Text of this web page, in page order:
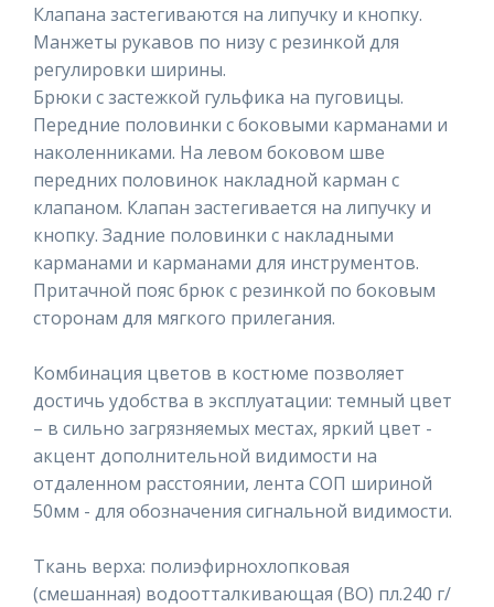
Клапана застегиваются на липучку и кнопку.
Манжеты рукавов по низу с резинкой для
регулировки ширины.
Брюки с застежкой гульфика на пуговицы.
Передние половинки с боковыми карманами и
наколенниками. На левом боковом шве
передних половинок накладной карман с
клапаном. Клапан застегивается на липучку и
кнопку. Задние половинки с накладными
карманами и карманами для инструментов.
Притачной пояс брюк с резинкой по боковым
сторонам для мягкого прилегания.
Комбинация цветов в костюме позволяет
достичь удобства в эксплуатации: темный цвет
– в сильно загрязняемых местах, яркий цвет -
акцент дополнительной видимости на
отдаленном расстоянии, лента СОП шириной
50мм - для обозначения сигнальной видимости.
Ткань верха: полиэфирнохлопковая
(смешанная) водоотталкивающая (ВО) пл.240 г/